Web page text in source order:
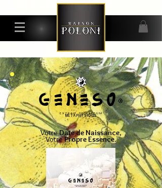
GENESo®
EXTRAIT DE PARFUM
METAPHYSIQUE
VotreDate de Naissance,
VotrePropre Essence.